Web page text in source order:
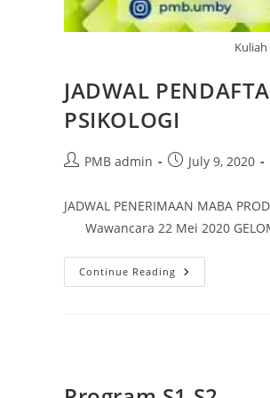
JADWAL
PSIKOLOGI
PostPMB admin
PostJuly 9, 2020
JADWAL PENERIMAAN MABA
Wawancara 22 Mei 2020
Continue Reading JADWAL
PENDAFTARAN,